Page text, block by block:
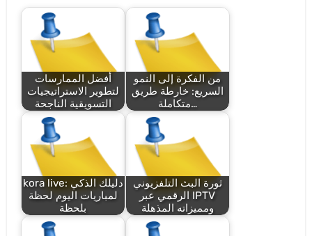
أفضل الممارسات
لتطوير الاستراتيجيات
التسويقية الناجحة
من الفكرة إلى النمو
السريع: خارطة طريق
متكاملة…
kora live: دليلك الذكي
لمباريات اليوم لحظة
بلحظة
ثورة البث التلفزيوني
الرقمي عبر IPTV
ومميزاته المذهلة